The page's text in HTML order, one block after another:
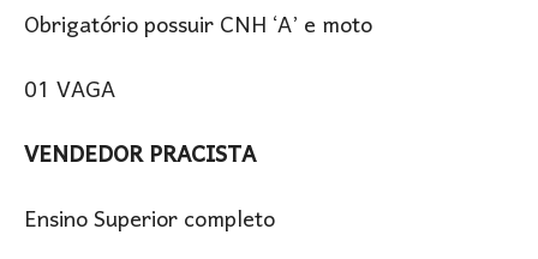
Obrigatório possuir CNH ‘A’ e moto
01 VAGA
VENDEDOR PRACISTA
Ensino Superior completo